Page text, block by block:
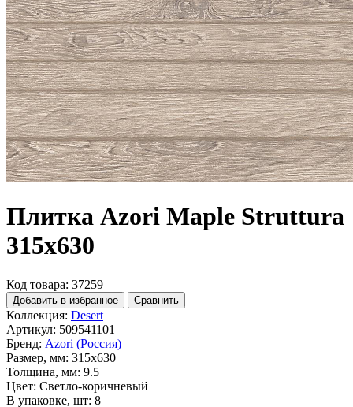
Плитка Azori Maple Struttura
315x630
Код товара: 37259
Добавить в избранное Сравнить
Коллекция: Desert
Артикул: 509541101
Бренд: Azori (Россия)
Размер, мм: 315x630
Толщина, мм: 9.5
Цвет: Светло-коричневый
В упаковке, шт: 8